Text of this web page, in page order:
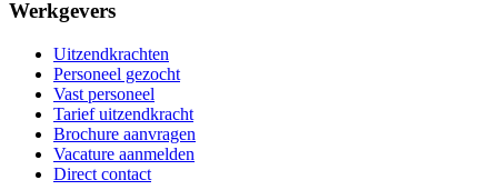
Werkgevers
Uitzendkrachten
Personeel gezocht
Vast personeel
Tarief uitzendkracht
Brochure aanvragen
Vacature aanmelden
Direct contact